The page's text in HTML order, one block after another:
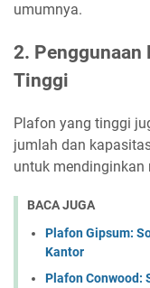
umumnya.
2. Penggunaan
Tinggi
Plafon yang tinggi
jumlah dan
untuk mendinginkan
BACA JUGA
Plafon Gipsum:
Kantor
Plafon Conwood: